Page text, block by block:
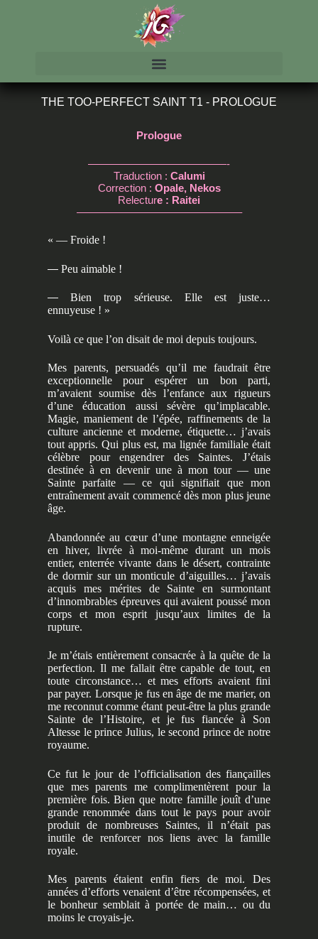
THE TOO-PERFECT SAINT T1 - PROLOGUE
Prologue
—————————————-
Traduction : Calumi
Correction : Opale, Nekos
Relecture : Raitei
———————————————–
« — Froide !
— Peu aimable !
—Bien trop sérieuse. Elle est juste…
ennuyeuse ! »
Voilà ce que l’on disait de moi depuis toujours.
Mes parents, persuadés qu’il me faudrait être
exceptionnelle pour espérer un bon parti,
m’avaient soumise dès l’enfance aux rigueurs
d’une éducation aussi sévère qu’implacable.
Magie, maniement de l’épée, raffinements de la
culture ancienne et moderne, étiquette… j’avais
tout appris. Qui plus est, ma lignée familiale était
célèbre pour engendrer des Saintes. J’étais
destinée à en devenir une à mon tour — une
Sainte parfaite — ce qui signifiait que mon
entraînement avait commencé dès mon plus jeune
âge.
Abandonnée au cœur d’une montagne enneigée
en hiver, livrée à moi-même durant un mois
entier, enterrée vivante dans le désert, contrainte
de dormir sur un monticule d’aiguilles… j’avais
acquis mes mérites de Sainte en surmontant
d’innombrables épreuves qui avaient poussé mon
corps et mon esprit jusqu’aux limites de la
rupture.
Je m’étais entièrement consacrée à la quête de la
perfection. Il me fallait être capable de tout, en
toute circonstance… et mes efforts avaient fini
par payer. Lorsque je fus en âge de me marier, on
me reconnut comme étant peut-être la plus grande
Sainte de l’Histoire, et je fus fiancée à Son
Altesse le prince Julius, le second prince de notre
royaume.
Ce fut le jour de l’officialisation des fiançailles
que mes parents me complimentèrent pour la
première fois. Bien que notre famille jouît d’une
grande renommée dans tout le pays pour avoir
produit de nombreuses Saintes, il n’était pas
inutile de renforcer nos liens avec la famille
royale.
Mes parents étaient enfin fiers de moi. Des
années d’efforts venaient d’être récompensées, et
le bonheur semblait à portée de main… ou du
moins le croyais-je.